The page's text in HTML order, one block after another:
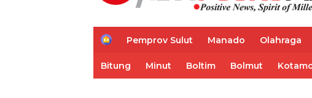
H
e
Pemprov Sulut Manado Olahraga
Bitung Minut Boltim Bolmut